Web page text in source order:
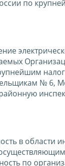
по
№ 6,
в области
по